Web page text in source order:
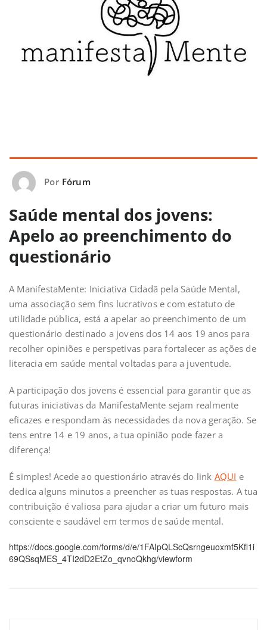
Por Fórum
Saúde mental dos jovens:
Apelo ao preenchimento do
questionário
A ManifestaMente: Iniciativa Cidadã pela Saúde Mental,
uma associação sem fins lucrativos e com estatuto de
utilidade pública, está a apelar ao preenchimento de um
questionário destinado a jovens dos 14 aos 19 anos para
recolher opiniões e perspetivas para fortalecer as ações de
literacia em saúde mental voltadas para a juventude.
A participação dos jovens é essencial para garantir que as
futuras iniciativas da ManifestaMente sejam realmente
eficazes e respondam às necessidades da nova geração. Se
tens entre 14 e 19 anos, a tua opinião pode fazer a
diferença!
É simples! Acede ao questionário através do link AQUI e
dedica alguns minutos a preencher as tuas respostas. A tua
contribuição é valiosa para ajudar a criar um futuro mais
consciente e saudável em termos de saúde mental.
https://docs.google.com/forms/d/e/1FAIpQLScQsrngeuoxmf5Kfl1i
69QSsqMES_4TI2dD2EtZo_qvnoQkhg/viewform